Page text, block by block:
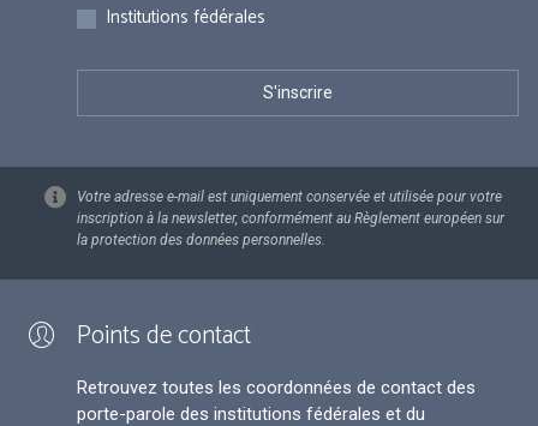
Institutions fédérales
Votre adresse e-mail est uniquement conservée et utilisée pour votre
inscription à la newsletter, conformément au Règlement européen sur
la protection des données personnelles.
Points de contact
Retrouvez toutes les coordonnées de contact des
porte-parole des institutions fédérales et du